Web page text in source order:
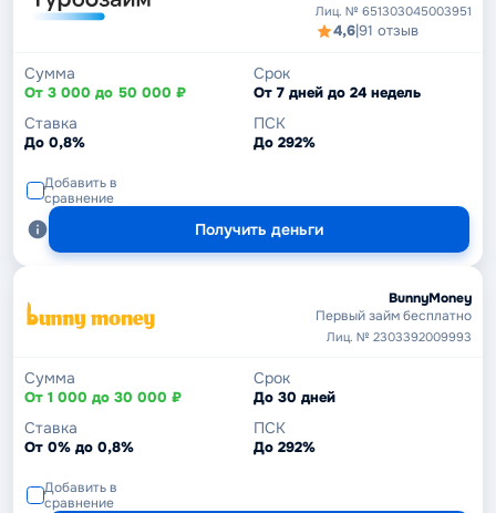
Лиц. № 651303045003951
4,6|91 отзыв
Сумма
От 3 000 до 50 000 ₽
Срок
От 7 дней до 24 недель
Ставка
До 0,8%
ПСК
До 292%
Добавить в
сравнение
Получить деньги
BunnyMoney
Первый займ бесплатно
Лиц. № 2303392009993
Сумма
От 1 000 до 30 000 ₽
Срок
До 30 дней
Ставка
От 0% до 0,8%
ПСК
До 292%
Добавить в
сравнение